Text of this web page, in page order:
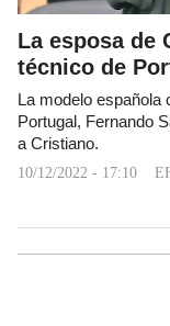
La esposa de
técnico de
La modelo española
Portugal, Fernando
a Cristiano.
10/12/2022 - 17:10